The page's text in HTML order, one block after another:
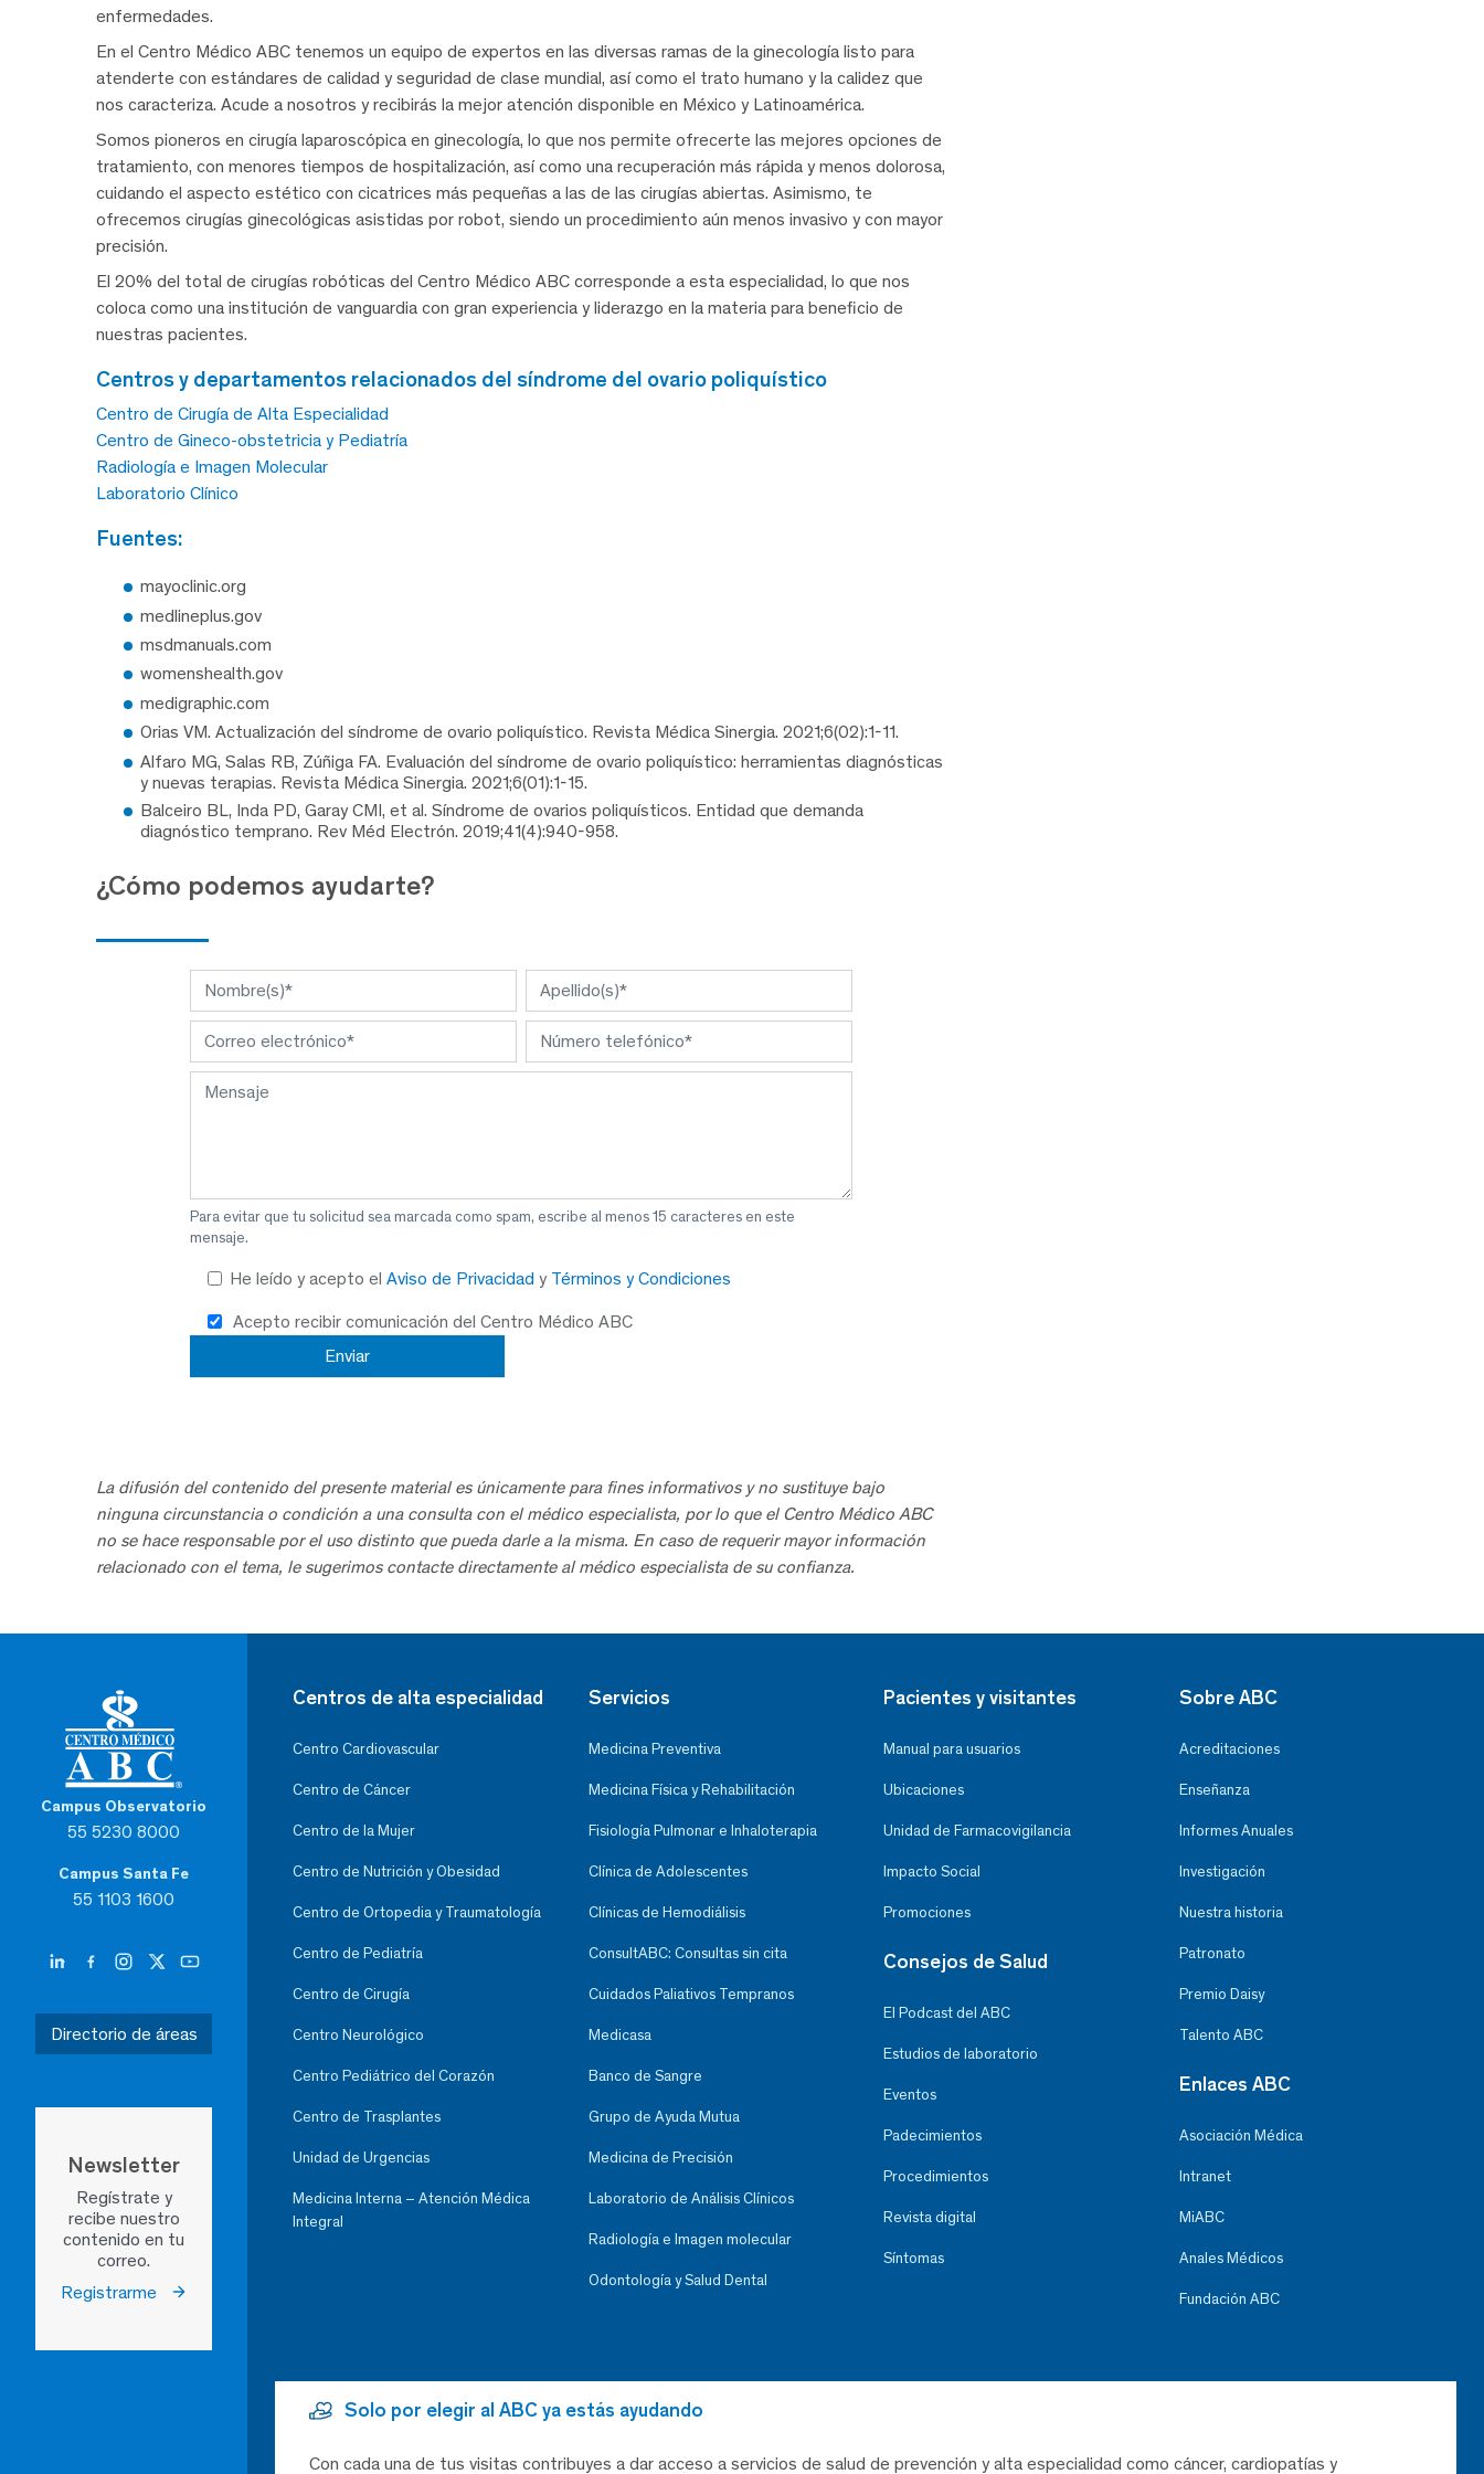
enfermedades.
En el Centro Médico ABC tenemos un equipo de expertos en las diversas ramas de la ginecología listo para
atenderte con estándares de calidad y seguridad de clase mundial, así como el trato humano y la calidez que
nos caracteriza. Acude a nosotros y recibirás la mejor atención disponible en México y Latinoamérica.
Somos pioneros en cirugía laparoscópica en ginecología, lo que nos permite ofrecerte las mejores opciones de
tratamiento, con menores tiempos de hospitalización, así como una recuperación más rápida y menos dolorosa,
cuidando el aspecto estético con cicatrices más pequeñas a las de las cirugías abiertas. Asimismo, te
ofrecemos cirugías ginecológicas asistidas por robot, siendo un procedimiento aún menos invasivo y con mayor
precisión.
El 20% del total de cirugías robóticas del Centro Médico ABC corresponde a esta especialidad, lo que nos
coloca como una institución de vanguardia con gran experiencia y liderazgo en la materia para beneficio de
nuestras pacientes.
centros y departamentos relacionados del síndrome del ovario poliquístico
Centro de Cirugía de Alta Especialidad
Centro de Gineco-obstetricia y Pediatría
Radiología e Imagen Molecular
Laboratorio Clínico
fuentes:
mayoclinic.org
medlineplus.gov
msdmanuals.com
womenshealth.gov
medigraphic.com
Orias VM. Actualización del síndrome de ovario poliquístico. Revista Médica Sinergia. 2021;6(02):1-11.
Alfaro MG, Salas RB, Zúñiga FA. Evaluación del síndrome de ovario poliquístico: herramientas diagnósticas
y nuevas terapias. Revista Médica Sinergia. 2021;6(01):1-15.
Balceiro BL, Inda PD, Garay CMI, et al. Síndrome de ovarios poliquísticos. Entidad que demanda
diagnóstico temprano. Rev Méd Electrón. 2019;41(4):940-958.
¿Cómo podemos ayudarte?
Para evitar que tu solicitud sea marcada como spam, escribe al menos 15 caracteres en este
mensaje.
He leído y acepto el Aviso de Privacidad y Términos y Condiciones
Acepto recibir comunicación del Centro Médico ABC
La difusión del contenido del presente material es únicamente para fines informativos y no sustituye bajo
ninguna circunstancia o condición a una consulta con el médico especialista, por lo que el Centro Médico ABC
no se hace responsable por el uso distinto que pueda darle a la misma. En caso de requerir mayor información
relacionado con el tema, le sugerimos contacte directamente al médico especialista de su confianza.
Campus Observatorio
55 5230 8000
Campus Santa Fe
55 1103 1600
Directorio de áreas
Newsletter
Regístrate y
recibe nuestro
contenido en tu
correo.
Registrarme
Centros de alta especialidad
Centro Cardiovascular
Centro de Cáncer
Centro de la Mujer
Centro de Nutrición y Obesidad
Centro de Ortopedia y Traumatología
Centro de Pediatría
Centro de Cirugía
Centro Neurológico
Centro Pediátrico del Corazón
Centro de Trasplantes
Unidad de Urgencias
Medicina Interna – Atención Médica
Integral
Servicios
Medicina Preventiva
Medicina Física y Rehabilitación
Fisiología Pulmonar e Inhaloterapia
Clínica de Adolescentes
Clínicas de Hemodiálisis
ConsultABC: Consultas sin cita
Cuidados Paliativos Tempranos
Medicasa
Banco de Sangre
Grupo de Ayuda Mutua
Medicina de Precisión
Laboratorio de Análisis Clínicos
Radiología e Imagen molecular
Odontología y Salud Dental
Pacientes y visitantes
Manual para usuarios
Ubicaciones
Unidad de Farmacovigilancia
Impacto Social
Promociones
Consejos de Salud
El Podcast del ABC
Estudios de laboratorio
Eventos
Padecimientos
Procedimientos
Revista digital
Síntomas
Sobre ABC
Acreditaciones
Enseñanza
Informes Anuales
Investigación
Nuestra historia
Patronato
Premio Daisy
Talento ABC
Enlaces ABC
Asociación Médica
Intranet
MiABC
Anales Médicos
Fundación ABC
Solo por elegir al ABC ya estás ayudando
Con cada una de tus visitas contribuyes a dar acceso a servicios de salud de prevención y alta especialidad como cáncer, cardiopatías y